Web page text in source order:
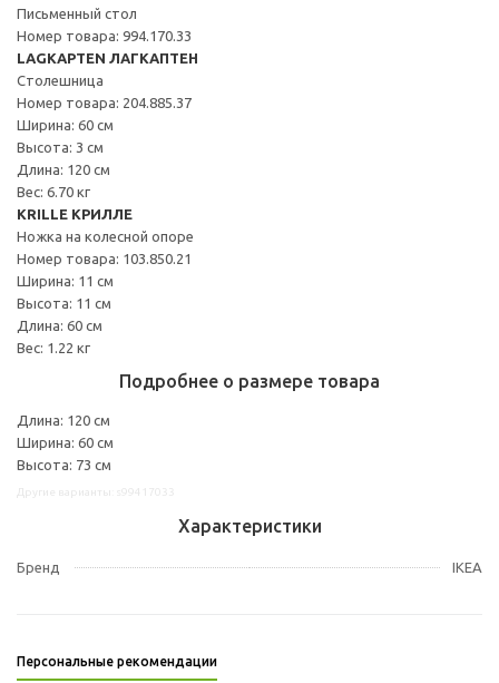
Письменный стол
Номер товара: 994.170.33
LAGKAPTEN ЛАГКАПТЕН
Столешница
Номер товара: 204.885.37
Ширина: 60 см
Высота: 3 см
Длина: 120 см
Вес: 6.70 кг
KRILLE КРИЛЛЕ
Ножка на колесной опоре
Номер товара: 103.850.21
Ширина: 11 см
Высота: 11 см
Длина: 60 см
Вес: 1.22 кг
Подробнее о размере товара
Длина: 120 см
Ширина: 60 см
Высота: 73 см
Характеристики
Бренд IKEA
Персональные рекомендации